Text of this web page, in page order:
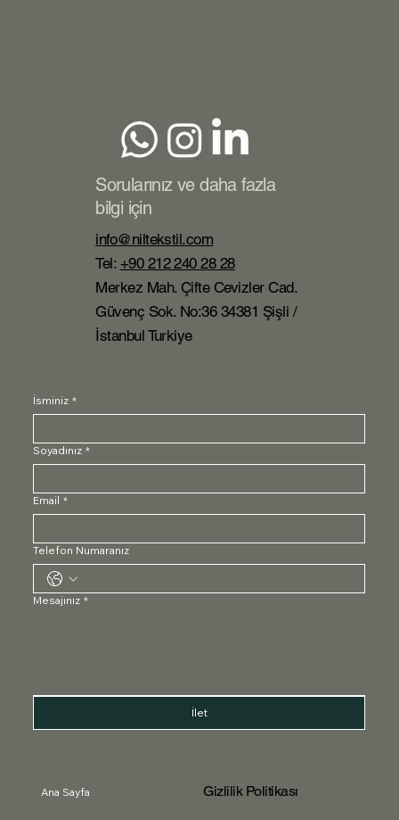
Ana Sayfa Gizlilik Politikası
Sorularınız ve daha fazla
bilgi için
info@niltekstil.com
Tel: +90 212 240 28 28
Merkez Mah. Çifte Cevizler Cad.
Güvenç Sok. No:36 34381 Şişli /
İstanbul Turkiye
İsminiz *
Soyadınız *
Email *
Telefon Numaranız
Mesajınız *
İlet